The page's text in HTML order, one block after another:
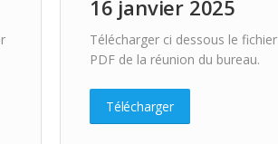
16 janvier 2025
Télécharger ci dessous le fichier
PDF de la réunion du bureau.
Télécharger